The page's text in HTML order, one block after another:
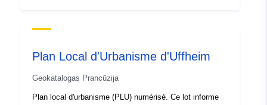
Plan Local d'Urbanisme d'Uffheim
Geokatalogas Prancūzija
Plan local d'urbanisme (PLU) numérisé. Ce lot informe